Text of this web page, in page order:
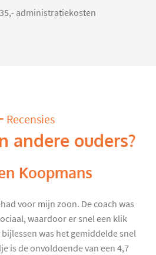
administratiekosten
Recensies
andere ouders?
Koopmans
voor mijn zoon. De coach was
waardoor er snel een klik
was het gemiddelde snel
is de onvoldoende van een 4,7